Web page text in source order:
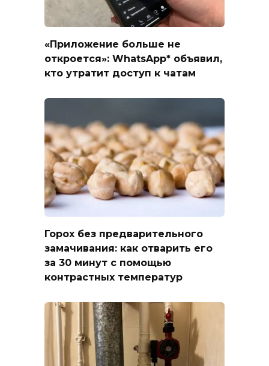
«Приложение больше не
откроется»: WhatsApp* объявил,
кто утратит доступ к чатам
Горох без предварительного
замачивания: как отварить его
за 30 минут с помощью
контрастных температур